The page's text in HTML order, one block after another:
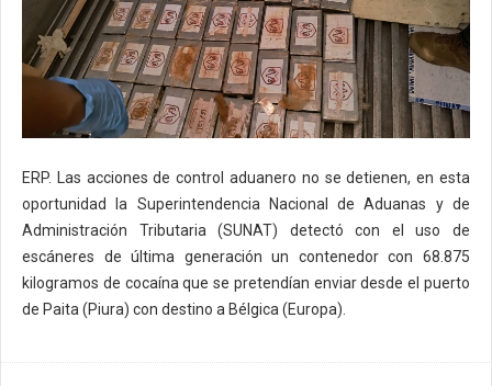
ERP. Las acciones de control aduanero no se detienen, en esta
oportunidad la Superintendencia Nacional de Aduanas y de
Administración Tributaria (SUNAT) detectó con el uso de
escáneres de última generación un contenedor con 68.875
kilogramos de cocaína que se pretendían enviar desde el puerto
de Paita (Piura) con destino a Bélgica (Europa).